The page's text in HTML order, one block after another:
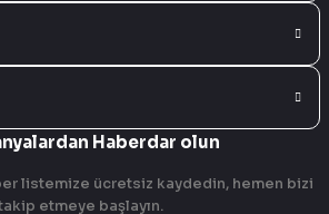
Haberdar olun
listemize ücretsiz kaydedin, hemen bizi
etmeye başlayın.